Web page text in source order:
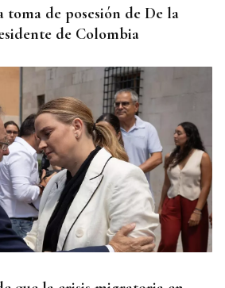
toma de posesión de De la
de Colombia